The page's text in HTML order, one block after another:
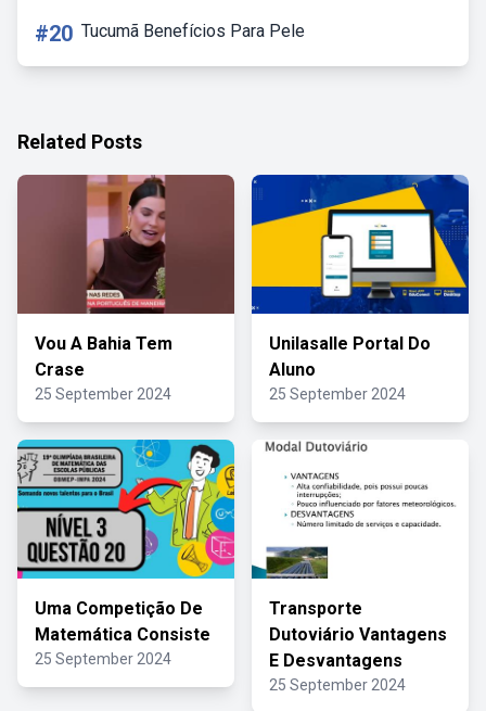
#20 Tucumã Benefícios Para Pele
Related Posts
Vou A Bahia Tem
Crase
25 September 2024
Unilasalle Portal Do
Aluno
25 September 2024
Uma Competição De
Matemática Consiste
25 September 2024
Transporte
Dutoviário Vantagens
E Desvantagens
25 September 2024